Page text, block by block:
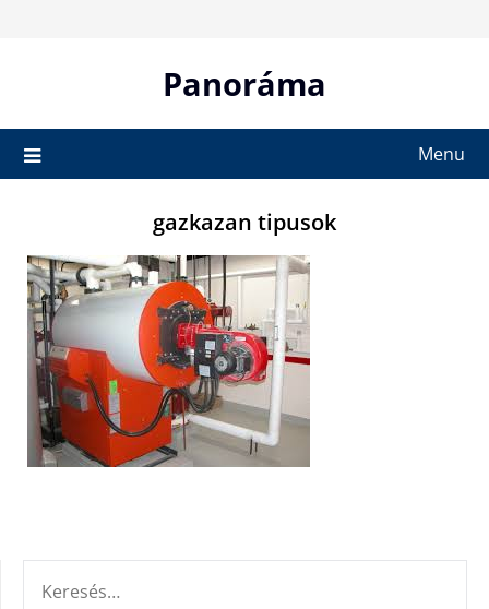
Panoráma
Menu
gazkazan tipusok